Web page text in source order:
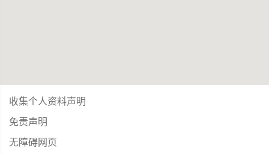
收集个人资料声明
免责声明
无障碍网页